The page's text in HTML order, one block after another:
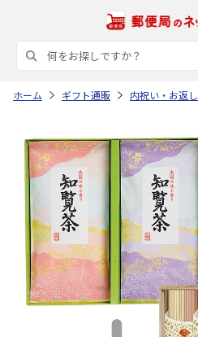
ホーム ギフト通販 内祝い・お返し